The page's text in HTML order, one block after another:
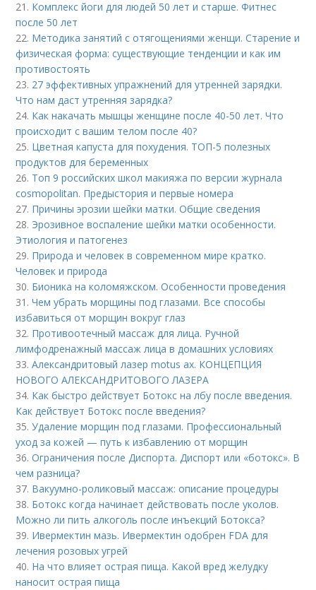
21. Комплекс йоги для людей 50 лет и старше. Фитнес
после 50 лет
22. Методика занятий с отягощениями женщи. Старение и
физическая форма: существующие тенденции и как им
противостоять
23. 27 эффективных упражнений для утренней зарядки.
Что нам даст утренняя зарядка?
24. Как накачать мышцы женщине после 40-50 лет. Что
происходит с вашим телом после 40?
25. Цветная капуста для похудения. ТОП-5 полезных
продуктов для беременных
26. Топ 9 российских школ макияжа по версии журнала
cosmopolitan. Предыстория и первые номера
27. Причины эрозии шейки матки. Общие сведения
28. Эрозивное воспаление шейки матки особенности.
Этиология и патогенез
29. Природа и человек в современном мире кратко.
Человек и природа
30. Бионика на коломяжском. Особенности проведения
31.Чем убрать морщины под глазами. Все способы
избавиться от морщин вокруг глаз
32. Противоотечный массаж для лица. Ручной
лимфодренажный массаж лица в домашних условиях
33.Александритовый лазер motus ax. КОНЦЕПЦИЯ
НОВОГО АЛЕКСАНДРИТОВОГО ЛАЗЕРА
34. Как быстро действует Ботокс на лбу после введения.
Как действует Ботокс после введения?
35.Удаление морщин под глазами. Профессиональный
уход за кожей — путь к избавлению от морщин
36.Ограничения после Диспорта. Диспорт или «ботокс». В
чем разница?
37. Вакуумно-роликовый массаж: описание процедуры
38. Ботокс когда начинает действовать после уколов.
Можно ли пить алкоголь после инъекций Ботокса?
39. Ивермектин мазь. Ивермектин одобрен FDA для
лечения розовых угрей
40. На что влияет острая пища. Какой вред желудку
наносит острая пища